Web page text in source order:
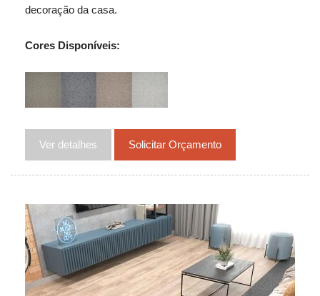
decoração da casa.
Cores Disponíveis:
Ver detalhes Solicitar Orçamento